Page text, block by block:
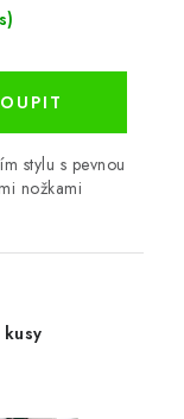
stylu s pevnou
nožkami